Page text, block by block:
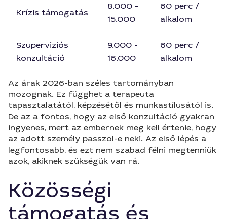
Krízis támogatás
8.000 -
15.000
60 perc /
alkalom
Szuperviziós
konzultáció
9.000 -
16.000
60 perc /
alkalom
Az árak 2026-ban széles tartományban
mozognak. Ez függhet a terapeuta
tapasztalatától, képzésétől és munkastílusától is.
De az a fontos, hogy az első konzultáció gyakran
ingyenes, mert az embernek meg kell értenie, hogy
az adott személy passzol-e neki. Az első lépés a
legfontosabb, és ezt nem szabad félni megtenniük
azok, akiknek szükségük van rá.
Közösségi